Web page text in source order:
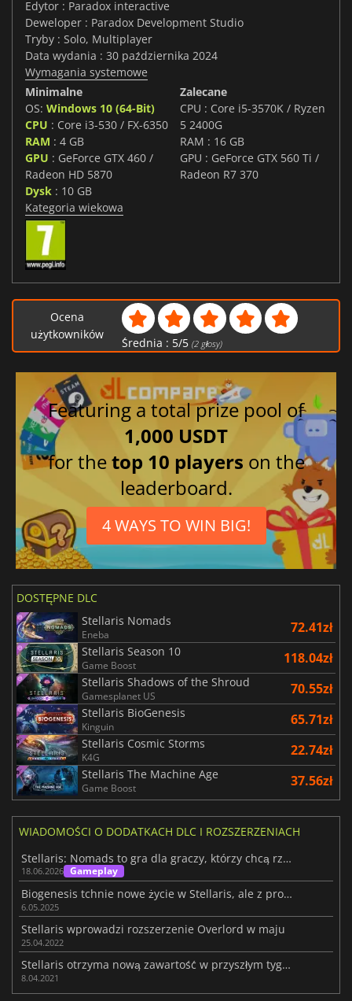
Edytor : Paradox interactive
Deweloper : Paradox Development Studio
Tryby : Solo, Multiplayer
Data wydania : 30 października 2024
Wymagania systemowe
Minimalne
OS: Windows 10 (64-Bit)
CPU : Core i3-530 / FX-6350
RAM : 4 GB
GPU : GeForce GTX 460 /
Radeon HD 5870
Dysk : 10 GB
Zalecane
CPU : Core i5-3570K / Ryzen
5 2400G
RAM : 16 GB
GPU : GeForce GTX 560 Ti /
Radeon R7 370
Kategoria wiekowa
Ocena
użytkowników
Średnia : 5/5 (2głosy)
Featuring a total prize pool of
1,000 USDT
for thetop 10 players on the
leaderboard.
4 WAYS TO WIN BIG!
DOSTĘPNE DLC
Stellaris Nomads
Eneba 72.41zł
Stellaris Season 10
Game Boost 118.04zł
Stellaris Shadows of the Shroud
Gamesplanet US 70.55zł
Stellaris BioGenesis
Kinguin 65.71zł
Stellaris Cosmic Storms
K4G 22.74zł
Stellaris The Machine Age
Game Boost 37.56zł
WIADOMOŚCI O DODATKACH DLC I ROZSZERZENIACH
Stellaris: Nomads to gra dla graczy, którzy chcą rządzić galaktyką
18.06.2026 Gameplay
Biogenesis tchnie nowe życie w Stellaris, ale z problemami
6.05.2025
Stellaris wprowadzi rozszerzenie Overlord w maju
25.04.2022
Stellaris otrzyma nową zawartość w przyszłym tygodniu
8.04.2021